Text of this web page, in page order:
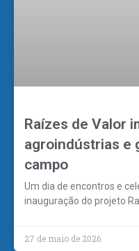
Raízes de Valor
agroindústrias e
campo
Um dia de encontros e
inauguração do projeto
27 de maio de 2026